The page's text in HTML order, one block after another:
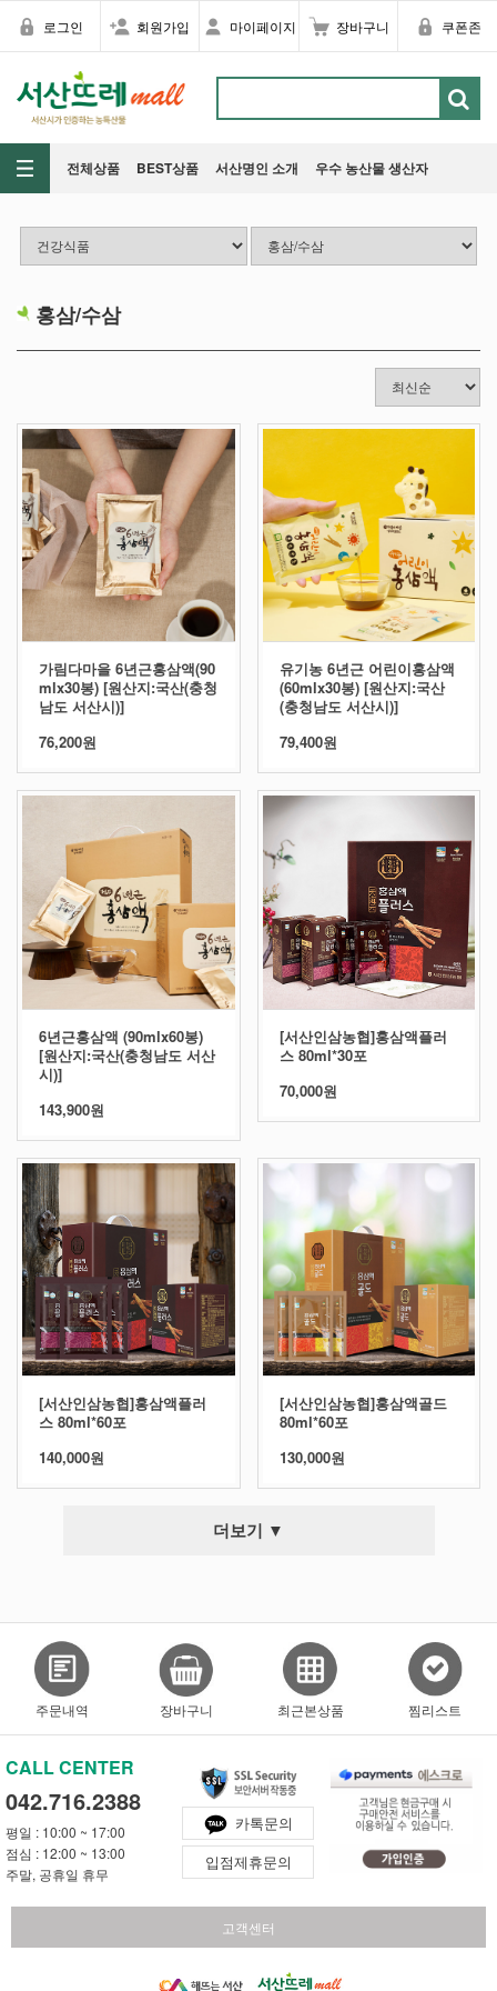
로그인 회원가입 마이페이지 장바구니 쿠폰존
전체상품 BEST상품 서산명인 소개 우수 농산물 생산자
홍삼/수삼
가림다마을 6년근홍삼액(90
mlx30봉) [원산지:국산(충청
남도 서산시)]
76,200원
유기농 6년근 어린이홍삼액
(60mlx30봉) [원산지:국산
(충청남도 서산시)]
79,400원
6년근홍삼액 (90mlx60봉)
[원산지:국산(충청남도 서산
시)]
143,900원
[서산인삼농협]홍삼액플러
스 80ml*30포
70,000원
[서산인삼농협]홍삼액플러
스 80ml*60포
140,000원
[서산인삼농협]홍삼액골드
80ml*60포
130,000원
더보기 ▼
주문내역 장바구니 최근본상품 찜리스트
CALL CENTER
042.716.2388
평일 : 10:00 ~ 17:00
점심 : 12:00 ~ 13:00
주말, 공휴일 휴무
카톡문의
입점제휴문의
고객센터